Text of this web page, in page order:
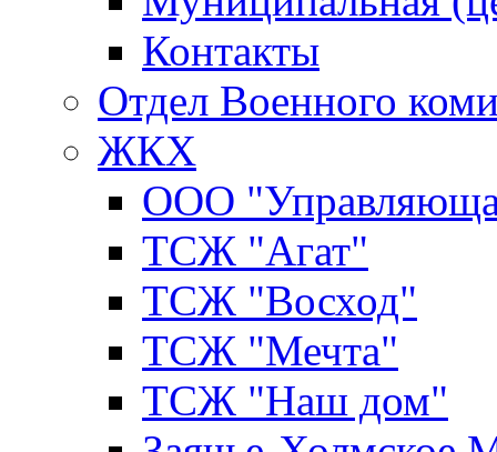
Контакты
Отдел Военного
ЖКХ
ООО
ТСЖ "Агат"
ТСЖ "Восход"
ТСЖ "Мечта"
ТСЖ "Наш дом"